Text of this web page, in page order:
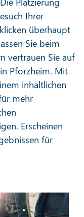
Ihrer
überhaupt
Sie beim
vertrauen Sie auf
Pforzheim. Mit
inhaltlichen
mehr
Erscheinen
für